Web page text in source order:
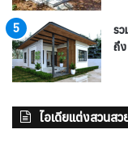
ร
ถึ
ไอเดียแต่งสวนส